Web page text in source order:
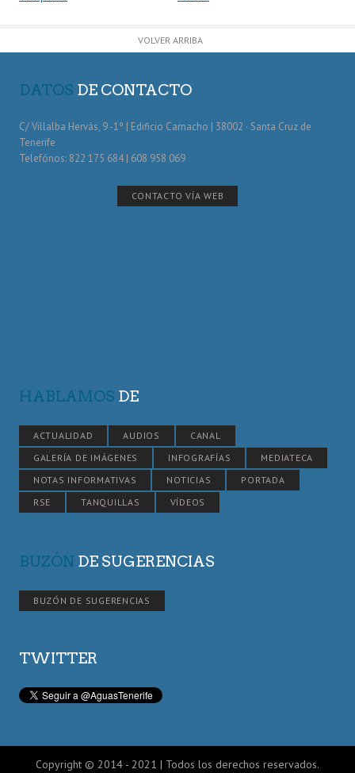
VOLVER ARRIBA
DATOS DE CONTACTO
C/ Villalba Hervás, 9 -1º | Edificio Camacho | 38002 · Santa Cruz de
Tenerife
Telefónos: 822 175 684 | 608 958 069
CONTACTO VÍA WEB
HABLAMOS DE
ACTUALIDAD AUDIOS
CANAL
GALERÍA DE IMÁGENES
INFOGRAFÍAS
MEDIATECA
NOTAS INFORMATIVAS
NOTICIAS
PORTADA
RSE
TANQUILLAS VÍDEOS
BUZÓN DE SUGERENCIAS
BUZÓN DE SUGERENCIAS
TWITTER
Copyright © 2014 - 2021 | Todos los derechos reservados.